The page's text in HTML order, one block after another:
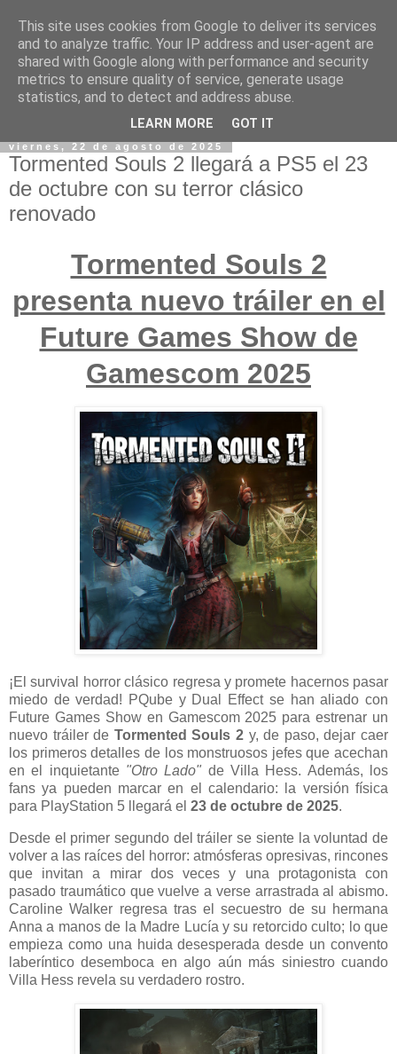
viernes, 22 de agosto de 2025
Tormented Souls 2 llegará a PS5 el 23
de octubre con su terror clásico
renovado
Tormented Souls 2
presenta nuevo tráiler en el
Future Games Show de
Gamescom 2025
¡El survival horror clásico regresa y promete hacernos pasar
miedo de verdad! PQube y Dual Effect se han aliado con
Future Games Show en Gamescom 2025 para estrenar un
nuevo tráiler de Tormented Souls 2 y, de paso, dejar caer
los primeros detalles de los monstruosos jefes que acechan
en el inquietante "Otro Lado" de Villa Hess. Además, los
fans ya pueden marcar en el calendario: la versión física
para PlayStation 5 llegará el 23 de octubre de 2025.
Desde el primer segundo del tráiler se siente la voluntad de
volver a las raíces del horror: atmósferas opresivas, rincones
que invitan a mirar dos veces y una protagonista con
pasado traumático que vuelve a verse arrastrada al abismo.
Caroline Walker regresa tras el secuestro de su hermana
Anna a manos de la Madre Lucía y su retorcido culto; lo que
empieza como una huida desesperada desde un convento
laberíntico desemboca en algo aún más siniestro cuando
Villa Hess revela su verdadero rostro.
This site uses cookies from Google to deliver its services
and to analyze traffic. Your IP address and user-agent are
shared with Google along with performance and security
metrics to ensure quality of service, generate usage
statistics, and to detect and address abuse.
LEARN MORE GOT IT